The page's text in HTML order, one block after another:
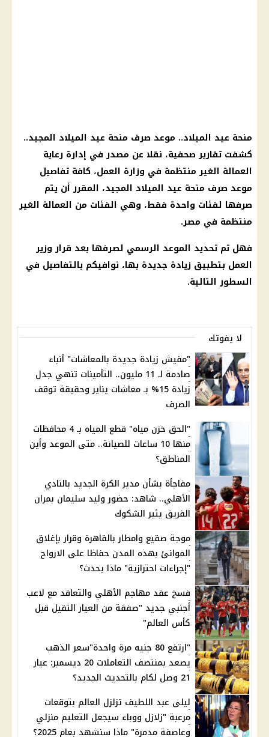
منحة عيد الميلاد.. موعد صرف منحة عيد الميلاد المجيد..
كشفت تقارير صحفية، نقلا عن مصدر في إدارة رعاية
العمالة الغير منتظمة في وزارة العمل، كافة تفاصيل
موعد صرف منحة عيد الميلاد المجيد، المقرر أن يتم
صرفها لفئات واحدة فقط، وهي الفئات من العمالة الغير
منتظمة في مصر.
فهل تم تحديد الموعد الرسمي لصرفها بعد قرار وزير
العمل بتطبيق زيادة جديدة بها، نوافيكم بالتفاصيل في
السطور التالية.
لا يفوتك
"مفيش زيادة جديدة بالمعاشات" أنباء
صادمة لـ 11 مليون.. التأمينات تنهي جدل
زيادة 15% بـ معاشات يناير وحقيقة توقف
الصرف
"الحق خزن مياه" قطع المياه بـ 4 محافظات
منها 10 ساعات للصيانة.. متى الموعد وأين
المناطق؟
مفاجأة بشأن مدير الكرة الجديد بالنادي
الأهلي.. شاهد: حضور وليد سليمان بمران
الفريق يثير الشكوك
موجة صقيع وامطار بالقاهرة وقرار بإغلاق
الموانئ بهذه المدن حفاظا على الارواح
"إجراءات احترازية" ماذا يحدث؟
فسخ عقد مهاجم الأهلي والتعاقد مع لاعب
أجنبي جديد "صفقة من العيار الثقيل قبل
كأس العالم"
"ارتفع 80 جنيه مرة واحدة"سعر الذهب
يصعد بمنتصف التعاملات 20 ديسمبر: عيار
21 وصل لكام بالتحديث الجديد؟
ليلى عبد اللطيف تزلزل العالم بتوقعات
مرعبة "زلازل ووباء سيجعل التعليم منزلي
وعاصفة مدمرة" ماذا سنشهد بعام 2025؟